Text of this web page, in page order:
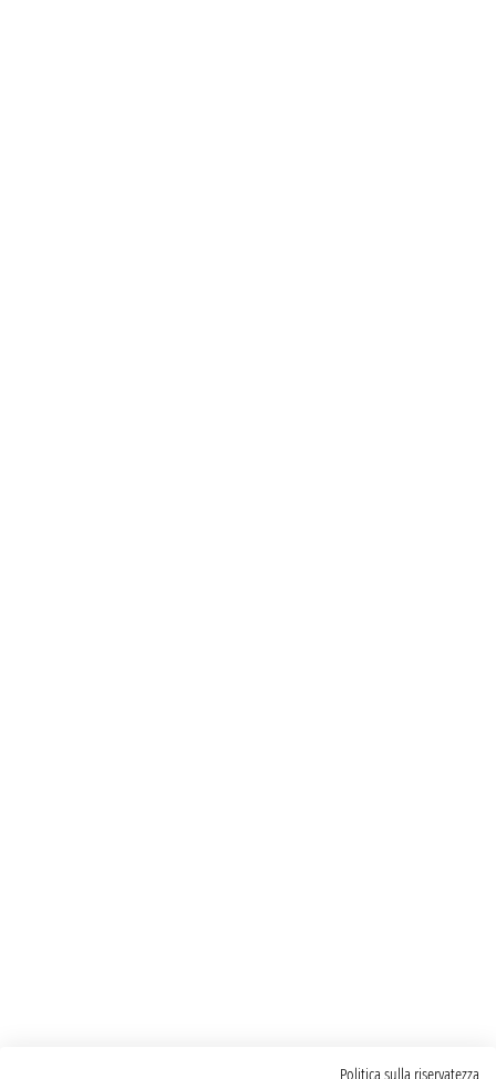
Politica sulla riservatezza